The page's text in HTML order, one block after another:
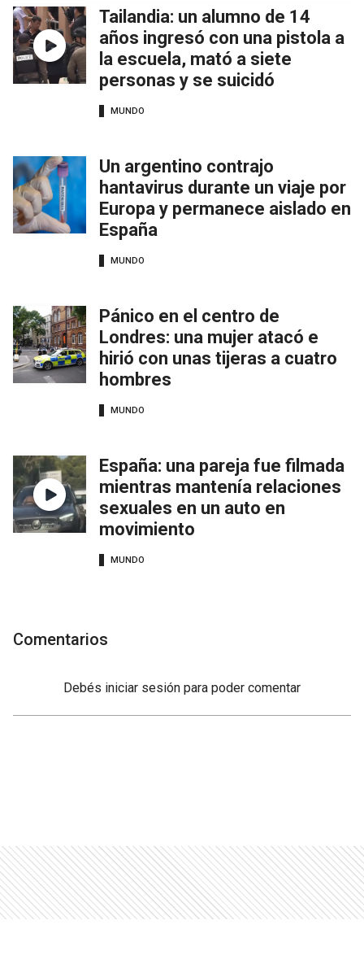
Tailandia: un alumno de 14
años ingresó con una pistola a
la escuela, mató a siete
personas y se suicidó
MUNDO
Un argentino contrajo
hantavirus durante un viaje por
Europa y permanece aislado en
España
MUNDO
Pánico en el centro de
Londres: una mujer atacó e
hirió con unas tijeras a cuatro
hombres
MUNDO
España: una pareja fue filmada
mientras mantenía relaciones
sexuales en un auto en
movimiento
MUNDO
Comentarios
Debés iniciar sesión para poder comentar